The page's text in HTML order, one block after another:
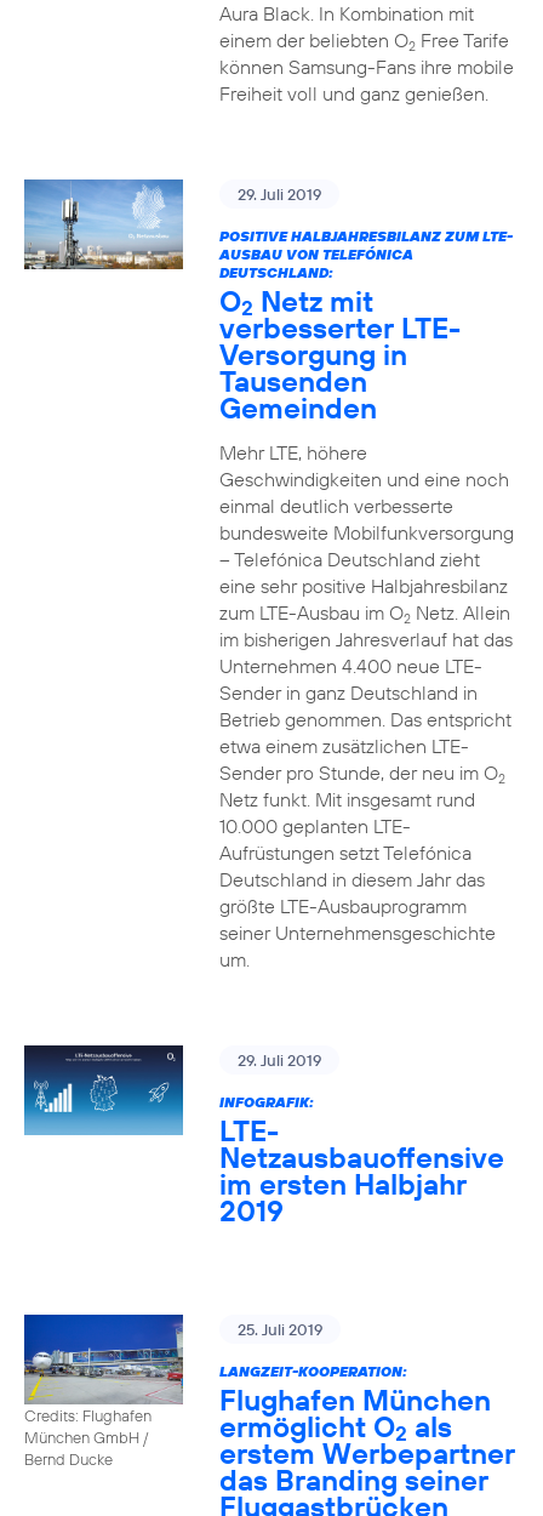
Aura Black. In Kombination mit
einem der beliebten O2Free Tarife
können Samsung-Fans ihre mobile
Freiheit voll und ganz genießen.
29. Juli 2019
POSITIVE HALBJAHRESBILANZ ZUM LTE-
AUSBAU VON TELEFÓNICA
DEUTSCHLAND:
O2 Netz mit
verbesserter LTE-
Versorgung in
Tausenden
Gemeinden
Mehr LTE, höhere
Geschwindigkeiten und eine noch
einmal deutlich verbesserte
bundesweite Mobilfunkversorgung
– Telefónica Deutschland zieht
eine sehr positive Halbjahresbilanz
zum LTE-Ausbau im O2Netz. Allein
im bisherigen Jahresverlauf hat das
Unternehmen 4.400 neue LTE-
Sender in ganz Deutschland in
Betrieb genommen. Das entspricht
etwa einem zusätzlichen LTE-
Sender pro Stunde, der neu im O2
Netz funkt. Mit insgesamt rund
10.000 geplanten LTE-
Aufrüstungen setzt Telefónica
Deutschland in diesem Jahr das
größte LTE-Ausbauprogramm
seiner Unternehmensgeschichte
um.
29. Juli 2019
INFOGRAFIK:
LTE-
Netzausbauoffensive
im ersten Halbjahr
2019
Credits: Flughafen
München GmbH /
Bernd Ducke
25. Juli 2019
LANGZEIT-KOOPERATION:
Flughafen München
ermöglicht O2 als
erstem Werbepartner
das Branding seiner
Fluggastbrücken